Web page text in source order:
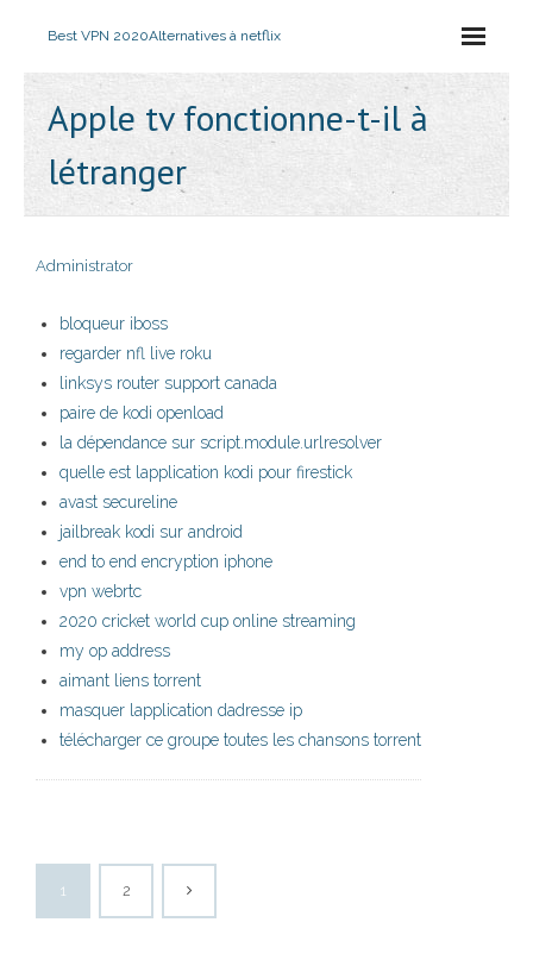
Best VPN 2020Alternatives à netflix
Apple tv fonctionne-t-il à
létranger
Administrator
bloqueur iboss
regarder nfl live roku
linksys router support canada
paire de kodi openload
la dépendance sur script.module.urlresolver
quelle est lapplication kodi pour firestick
avast secureline
jailbreak kodi sur android
end to end encryption iphone
vpn webrtc
2020 cricket world cup online streaming
my op address
aimant liens torrent
masquer lapplication dadresse ip
télécharger ce groupe toutes les chansons torrent
1 2